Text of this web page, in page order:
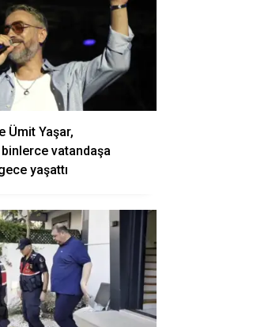
Ümit Yaşar,
vatandaşa
yaşattı